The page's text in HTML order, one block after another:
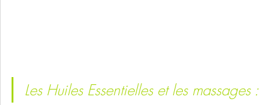
Les Huiles Essentielles et les massages :